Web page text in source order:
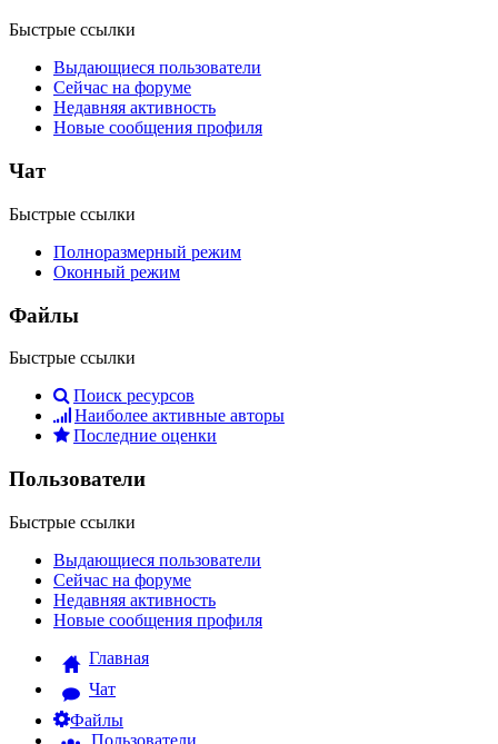
Быстрые ссылки
Выдающиеся пользователи
Сейчас на форуме
Недавняя активность
Новые сообщения профиля
Чат
Быстрые ссылки
Полноразмерный режим
Оконный режим
Файлы
Быстрые ссылки
Поиск ресурсов
Наиболее активные авторы
Последние оценки
Пользователи
Быстрые ссылки
Выдающиеся пользователи
Сейчас на форуме
Недавняя активность
Новые сообщения профиля
Главная
Чат
Файлы
Пользователи